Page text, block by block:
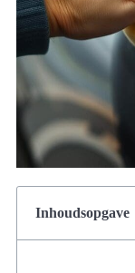
Inhoudsopgave